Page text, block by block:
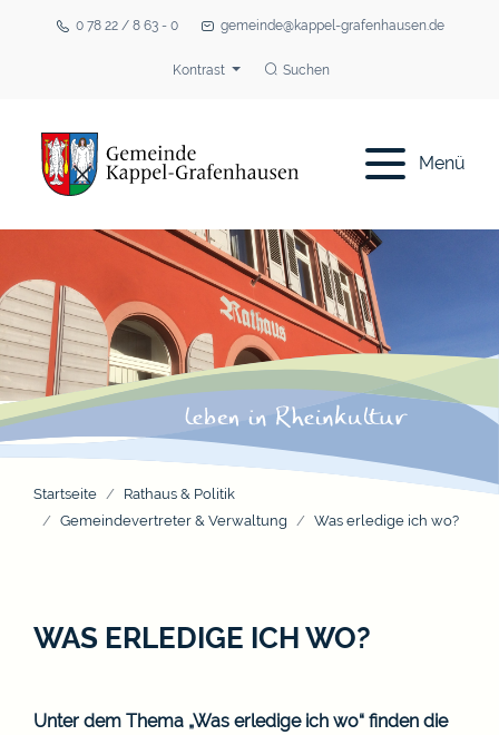
0 78 22 / 8 63 - 0 gemeinde@kappel-grafenhausen.de
Kontrast Suchen
Menü
Startseite
Rathaus & Politik
Gemeindevertreter & Verwaltung
Was erledige ich wo?
WAS ERLEDIGE ICH WO?
Unter dem Thema „Was erledige ich wo“ finden die